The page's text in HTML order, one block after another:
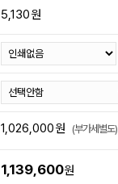
5,130원
1,026,000원 (부가세별도)
1,139,600원